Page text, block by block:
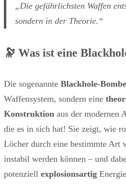
„Die gefährlichsten Waffen
sondern in der Theorie.“
🔭 Was ist eine
Die sogenannte Blackhole-Bombe
Waffensystem, sondern eine
Konstruktion aus der modernen
die es in sich hat! Sie zeigt, wie
Löcher durch eine bestimmte Art
instabil werden können – und
potenziell explosionsartig